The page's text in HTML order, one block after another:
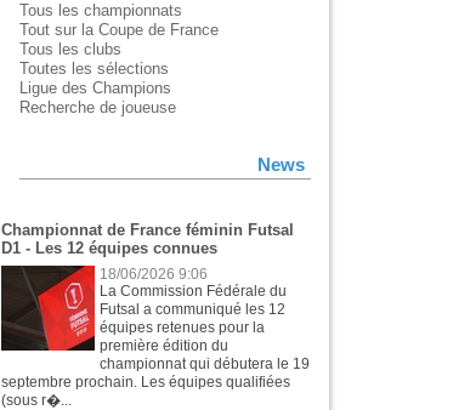
Tous les championnats
Tout sur la Coupe de France
Tous les clubs
Toutes les sélections
Ligue des Champions
Recherche de joueuse
News
Championnat de France féminin Futsal
D1 - Les 12 équipes connues
18/06/2026 9:06
La Commission Fédérale du
Futsal a communiqué les 12
équipes retenues pour la
première édition du
championnat qui débutera le 19
septembre prochain. Les équipes qualifiées
(sous r�...